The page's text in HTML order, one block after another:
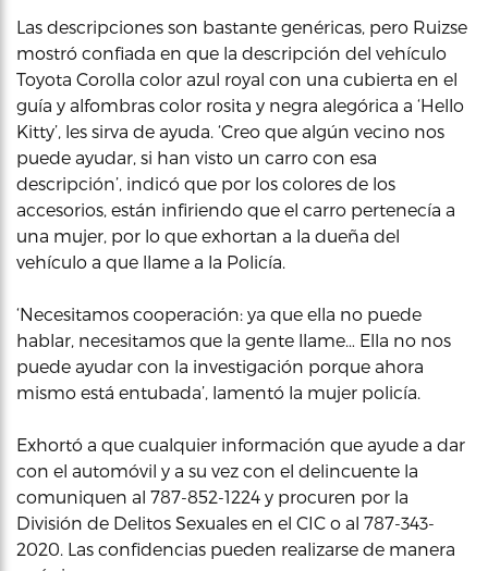
Las descripciones son bastante genéricas, pero Ruizse
mostró confiada en que la descripción del vehículo
Toyota Corolla color azul royal con una cubierta en el
guía y alfombras color rosita y negra alegórica a ‘Hello
Kitty’, les sirva de ayuda. ‘Creo que algún vecino nos
puede ayudar, si han visto un carro con esa
descripción’, indicó que por los colores de los
accesorios, están infiriendo que el carro pertenecía a
una mujer, por lo que exhortan a la dueña del
vehículo a que llame a la Policía.
‘Necesitamos cooperación: ya que ella no puede
hablar, necesitamos que la gente llame… Ella no nos
puede ayudar con la investigación porque ahora
mismo está entubada’, lamentó la mujer policía.
Exhortó a que cualquier información que ayude a dar
con el automóvil y a su vez con el delincuente la
comuniquen al 787-852-1224 y procuren por la
División de Delitos Sexuales en el CIC o al 787-343-
2020. Las confidencias pueden realizarse de manera